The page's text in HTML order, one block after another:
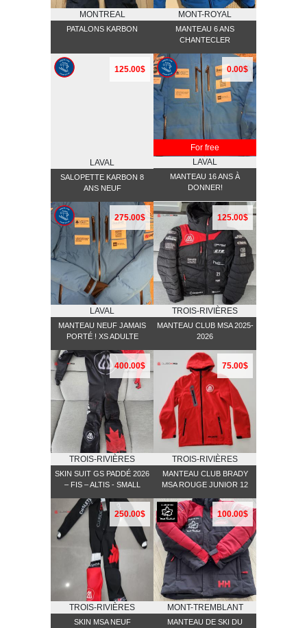
MONTREAL
PATALONS KARBON
MONT-ROYAL
MANTEAU 6 ANS
CHANTECLER
125.00$
LAVAL
SALOPETTE KARBON 8
ANS NEUF
0.00$
For free
LAVAL
MANTEAU 16 ANS À
DONNER!
275.00$
LAVAL
MANTEAU NEUF JAMAIS
PORTÉ ! XS ADULTE
125.00$
TROIS-RIVIÈRES
MANTEAU CLUB MSA 2025-
2026
400.00$
TROIS-RIVIÈRES
SKIN SUIT GS PADDÉ 2026
– FIS – ALTIS - SMALL
75.00$
TROIS-RIVIÈRES
MANTEAU CLUB BRADY
MSA ROUGE JUNIOR 12
250.00$
TROIS-RIVIÈRES
SKIN MSA NEUF
100.00$
MONT-TREMBLANT
MANTEAU DE SKI DU